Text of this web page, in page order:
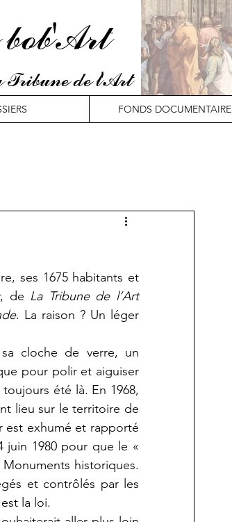
Tribune de l'Art
FONDS DOCUMENTAIRE
ses 1675 habitants et
de La Tribune de l’Art
. La raison ? Un léger
cloche de verre, un
pour polir et aiguiser
été là. En 1968,
lieu sur le territoire de
est exhumé et rapporté
juin 1980 pour que le «
historiques.
et contrôlés par les
la loi.